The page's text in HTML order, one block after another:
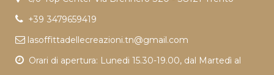
+39 3479659419
lasoffittadellecreazioni.tn@gmail.com
Orari di apertura: Lunedi 15.30-19.00, dal Martedì al